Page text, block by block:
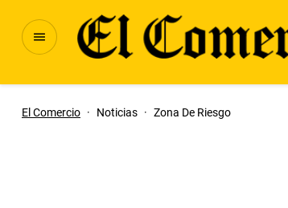
El Comercio · Noticias · Zona De Riesgo